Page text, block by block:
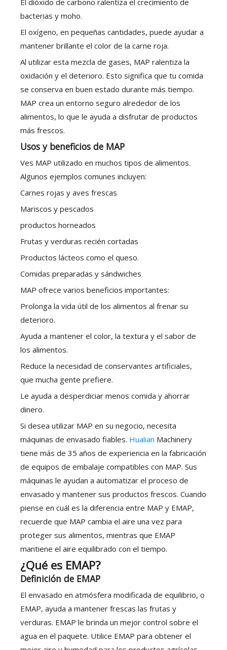
El dióxido de carbono ralentiza el crecimiento de
bacterias y moho.
El oxígeno, en pequeñas cantidades, puede ayudar a
mantener brillante el color de la carne roja.
Al utilizar esta mezcla de gases, MAP ralentiza la
oxidación y el deterioro. Esto significa que tu comida
se conserva en buen estado durante más tiempo.
MAP crea un entorno seguro alrededor de los
alimentos, lo que le ayuda a disfrutar de productos
más frescos.
Usos y beneficios de MAP
Ves MAP utilizado en muchos tipos de alimentos.
Algunos ejemplos comunes incluyen:
Carnes rojas y aves frescas
Mariscos y pescados
productos horneados
Frutas y verduras recién cortadas
Productos lácteos como el queso.
Comidas preparadas y sándwiches
MAP ofrece varios beneficios importantes:
Prolonga la vida útil de los alimentos al frenar su
deterioro.
Ayuda a mantener el color, la textura y el sabor de
los alimentos.
Reduce la necesidad de conservantes artificiales,
que mucha gente prefiere.
Le ayuda a desperdiciar menos comida y ahorrar
dinero.
Si desea utilizar MAP en su negocio, necesita
máquinas de envasado fiables. Hualian Machinery
tiene más de 35 años de experiencia en la fabricación
de equipos de embalaje compatibles con MAP. Sus
máquinas le ayudan a automatizar el proceso de
envasado y mantener sus productos frescos. Cuando
piense en cuál es la diferencia entre MAP y EMAP,
recuerde que MAP cambia el aire una vez para
proteger sus alimentos, mientras que EMAP
mantiene el aire equilibrado con el tiempo.
¿Qué es EMAP?
Definición de EMAP
El envasado en atmósfera modificada de equilibrio, o
EMAP, ayuda a mantener frescas las frutas y
verduras. EMAP le brinda un mejor control sobre el
agua en el paquete. Utilice EMAP para obtener el